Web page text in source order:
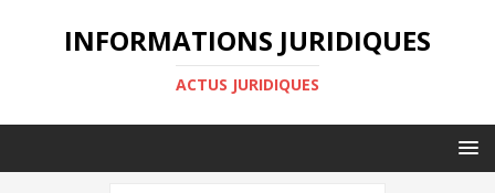
INFORMATIONS JURIDIQUES
ACTUS JURIDIQUES